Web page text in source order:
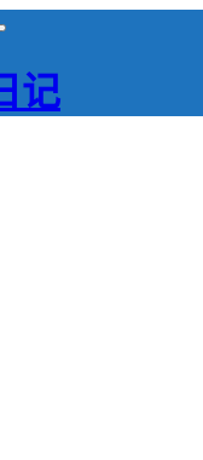
记